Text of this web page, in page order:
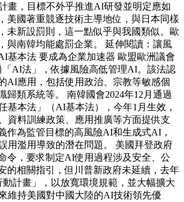
畫，目標不外乎推進AI研發並明定應如
美國著重競逐技術主導地位，與日本同樣
未新設罰則，這一點似乎與我國類似。歐
與南韓均能處罰企業。 延伸閱讀：讓風
基本法 要成為企業加速器 歐盟歐洲議會
「AI法」，依據風險高低管理AI。該法認
AI應用，包括使用政治、宗教等敏感個
歸類系統等。 南韓國會2024年12月通過
基本法」（AI基本法），今年1月生效，
資料訓練政策、應用推廣等方面提供支
作為監管目標的高風險AI和生成式AI，
用濫用導致的潛在問題。 美國拜登政府
令，要求制定AI使用過程涉及安全、公
的相關指引，但川普新政府未延續，去年
計畫」，以放寬環境規範，並大幅擴大
維持美國對中國大陸的AI技術領先優